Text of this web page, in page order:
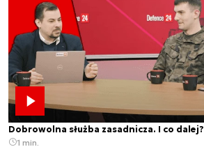
Dobrowolna służba zasadnicza. I co dalej?
1 min.